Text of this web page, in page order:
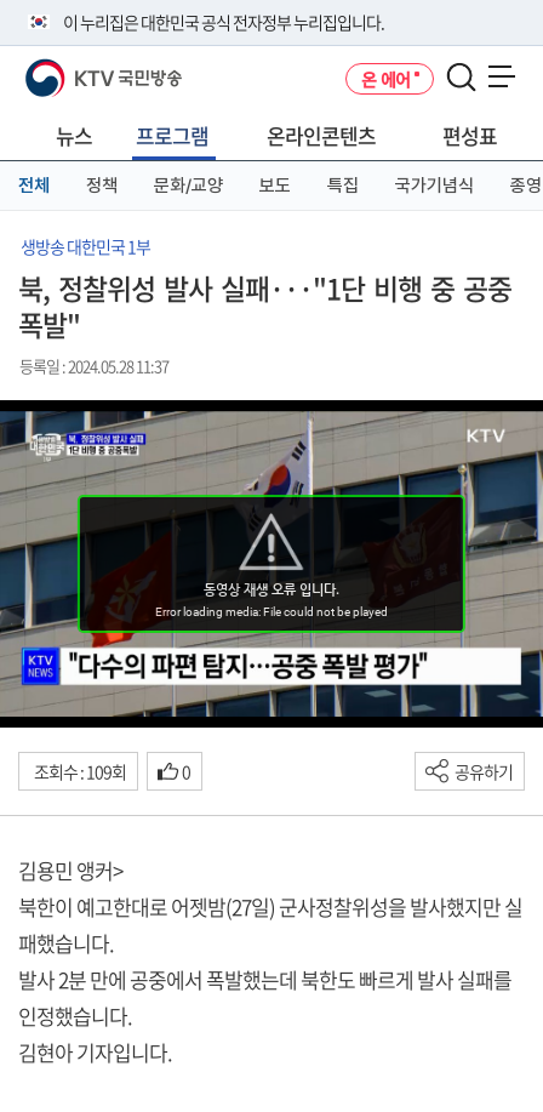
이 누리집은 대한민국 공식 전자정부 누리집입니다.
공식 누리집 주소 확인하기
니다.
이밖에 or.kr 또는 .kr등 다른 도메인 주소를 사용하고 있다면 아래 URL에
서 도메인 주소를 확인해 보세요
KTV 국민방송 온 에어
뉴스 프로그램 온라인콘텐츠 편성표
전체 정책 문화/교양 보도 특집 국가기념식 종영
생방송 대한민국 1부
북, 정찰위성 발사 실패···"1단 비행 중 공중
폭발"
등록일 : 2024.05.28 11:37
조회수 : 109회 0 공유하기
김용민 앵커>
북한이 예고한대로 어젯밤(27일) 군사정찰위성을 발사했지만 실
패했습니다.
발사 2분 만에 공중에서 폭발했는데 북한도 빠르게 발사 실패를
인정했습니다.
김현아 기자입니다.